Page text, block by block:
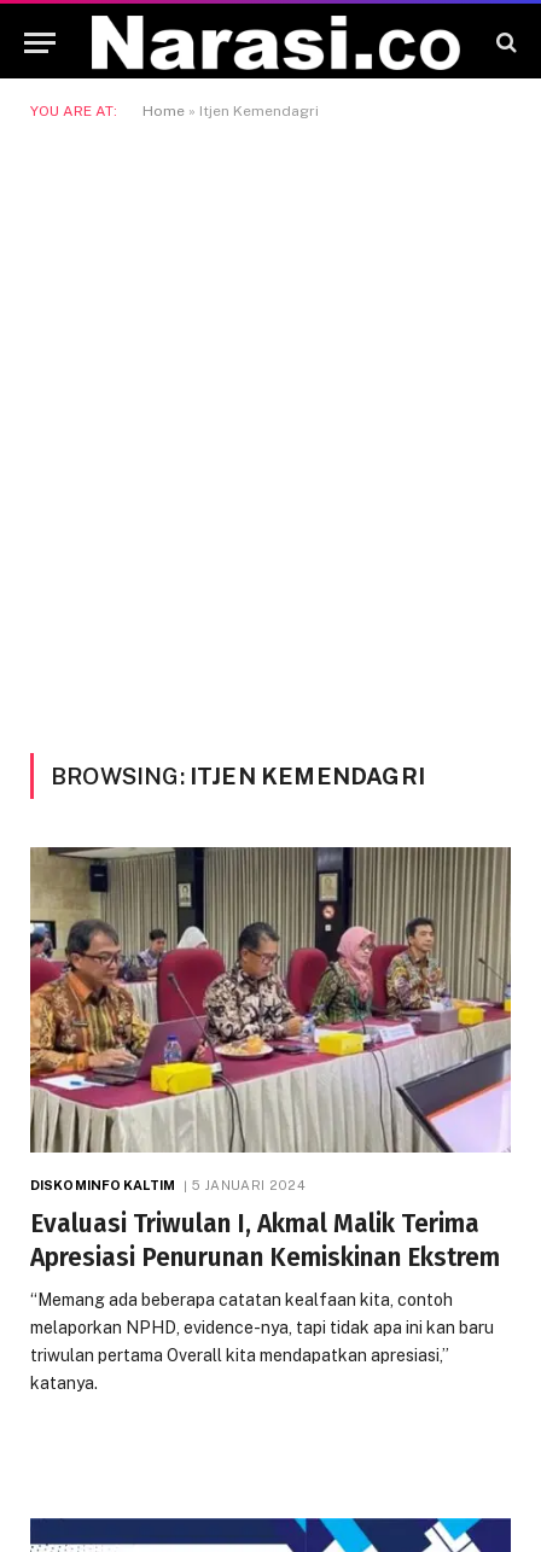
YOU ARE AT: Home » Itjen Kemendagri
BROWSING: ITJEN KEMENDAGRI
DISKOMINFO KALTIM 5 JANUARI 2024
Evaluasi Triwulan I, Akmal Malik Terima
Apresiasi Penurunan Kemiskinan Ekstrem
“Memang ada beberapa catatan kealfaan kita, contoh
melaporkan NPHD, evidence-nya, tapi tidak apa ini kan baru
triwulan pertama Overall kita mendapatkan apresiasi,”
katanya.